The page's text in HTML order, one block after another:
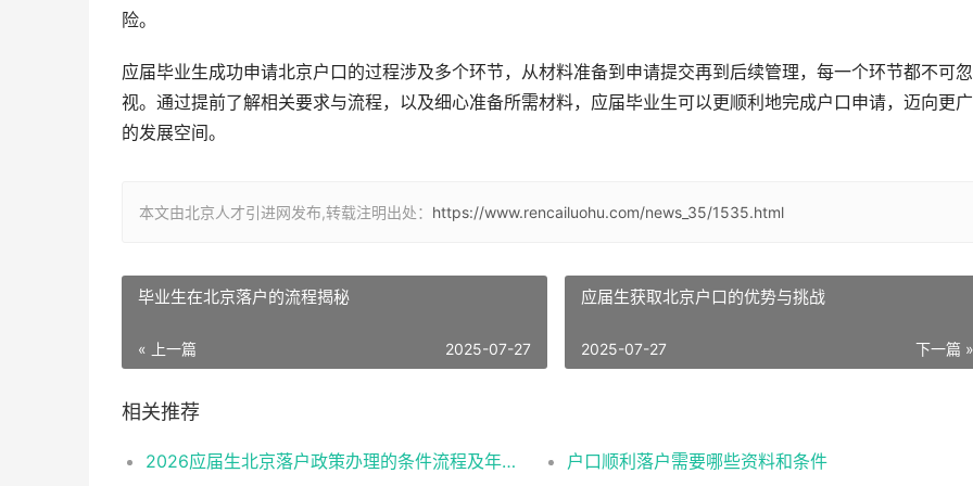
险。
应届毕业生成功申请北京户口的过程涉及多个环节，从材料准备到申请提交再到后续管理，每一个环节都不可忽
视。通过提前了解相关要求与流程，以及细心准备所需材料，应届毕业生可以更顺利地完成户口申请，迈向更
的发展空间。
本文由北京人才引进网发布,转载注明出处： https://www.rencailuohu.com/news_35/1535.html
毕业生在北京落户的流程揭秘
« 上一篇 2025-07-27
应届生获取北京户口的优势与挑战
下一篇 »
2025-07-27
相关推荐
2026应届生北京落户政策办理的条件流程及年龄限制
户口顺利落户需要哪些资料和条件